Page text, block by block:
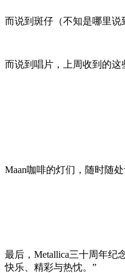
而说到斑仔（不知是哪里说
而说到唱片，上周收到的这
Maan咖啡的灯们，随时随
最后，Metallica三十周年纪
快乐、精彩与热忱。”